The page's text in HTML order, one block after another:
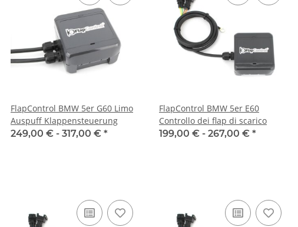
FlapControl BMW 5er G60 Limo
Auspuff Klappensteuerung
249,00 € - 317,00 € *
FlapControl BMW 5er E60
Controllo dei flap di scarico
199,00 € - 267,00 € *